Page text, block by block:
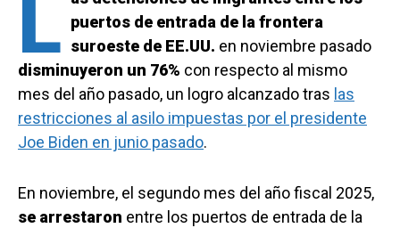
L puertos de entrada de la frontera
suroeste de EE.UU. en noviembre pasado
disminuyeron un 76% con respecto al mismo
mes del año pasado, un logro alcanzado tras las
restricciones al asilo impuestas por el presidente
Joe Biden en junio pasado.
En noviembre, el segundo mes del año fiscal 2025,
se arrestaron entre los puertos de entrada de la